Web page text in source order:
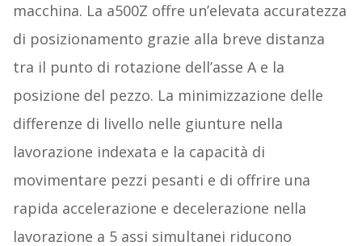
macchina. La a500Z offre un’elevata accuratezza
di posizionamento grazie alla breve distanza
tra il punto di rotazione dell’asse A e la
posizione del pezzo. La minimizzazione delle
differenze di livello nelle giunture nella
lavorazione indexata e la capacità di
movimentare pezzi pesanti e di offrire una
rapida accelerazione e decelerazione nella
lavorazione a 5 assi simultanei riducono